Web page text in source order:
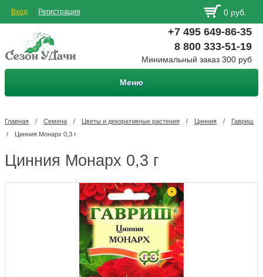
Вход Регистрация 0 руб.
+7 495 649-86-35
8 800 333-51-19
Минимальный заказ 300 руб
Меню
Главная / Семена / Цветы и декоративные растения / Цинния /
Гавриш
/
Цинния Монарх 0,3 г
Цинния Монарх 0,3 г